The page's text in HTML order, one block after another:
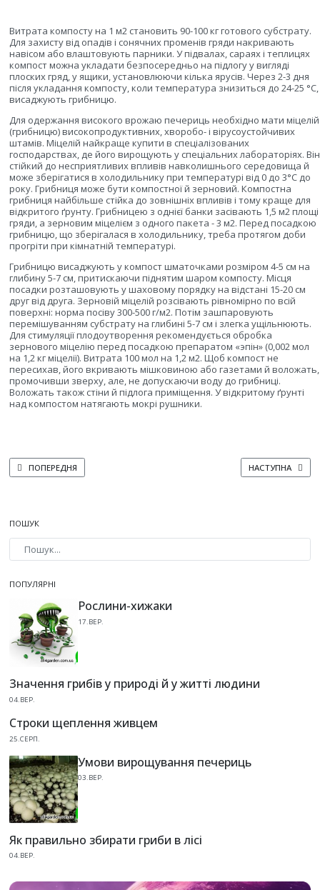
Витрата компосту на 1 м2 становить 90-100 кг готового субстрату.
Для захисту від опадів і сонячних променів гряди накривають
навісом або влаштовують парники. У підвалах, сараях і теплицях
компост можна укладати безпосередньо на підлогу у вигляді
плоских гряд, у ящики, установлюючи кілька ярусів. Через 2-3 дня
після укладання компосту, коли температура знизиться до 24-25 °С,
висаджують грибницю.
Для одержання високого врожаю печериць необхідно мати міцелій
(грибницю) високопродуктивних, хворобо- і вірусоустойчивих
штамів. Міцелій найкраще купити в спеціалізованих
господарствах, де його вирощують у спеціальних лабораторіях. Він
стійкий до несприятливих впливів навколишнього середовища й
може зберігатися в холодильнику при температурі від 0 до 3°С до
року. Грибниця може бути компостної й зерновий. Компостна
грибниця найбільше стійка до зовнішніх впливів і тому краще для
відкритого ґрунту. Грибницею з однієї банки засівають 1,5 м2 площі
гряди, а зерновим міцелієм з одного пакета - 3 м2. Перед посадкою
грибницю, що зберігалася в холодильнику, треба протягом доби
прогріти при кімнатній температурі.
Грибницю висаджують у компост шматочками розміром 4-5 см на
глибину 5-7 см, притискаючи піднятим шаром компосту. Місця
посадки розташовують у шаховому порядку на відстані 15-20 см
друг від друга. Зерновій міцелій розсівають рівномірно по всій
поверхні: норма посіву 300-500 г/м2. Потім зашпаровують
перемішуванням субстрату на глибині 5-7 см і злегка ущільнюють.
Для стимуляції плодоутворення рекомендується обробка
зернового міцелію перед посадкою препаратом «эпін» (0,002 мол
на 1,2 кг міцелії). Витрата 100 мол на 1,2 м2. Щоб компост не
пересихав, його вкривають мішковиною або газетами й воложать,
промочивши зверху, але, не допускаючи воду до грибниці.
Воложать також стіни й підлога приміщення. У відкритому ґрунті
над компостом натягають мокрі рушники.
ПОПЕРЕДНЯ СТАТТЯ: ПОСАДКА ПЕЧЕРИЦЬ
ПОПЕРЕДНЯ НАСТУПНА
НАСТУПНА
ПОШУК
ПОПУЛЯРНІ
Рослини-хижаки
17.ВЕР.
Значення грибів у природі й у житті людини
04.ВЕР.
Строки щеплення живцем
25.СЕРП.
Умови вирощування печериць
03.ВЕР.
Як правильно збирати гриби в лісі
04.ВЕР.